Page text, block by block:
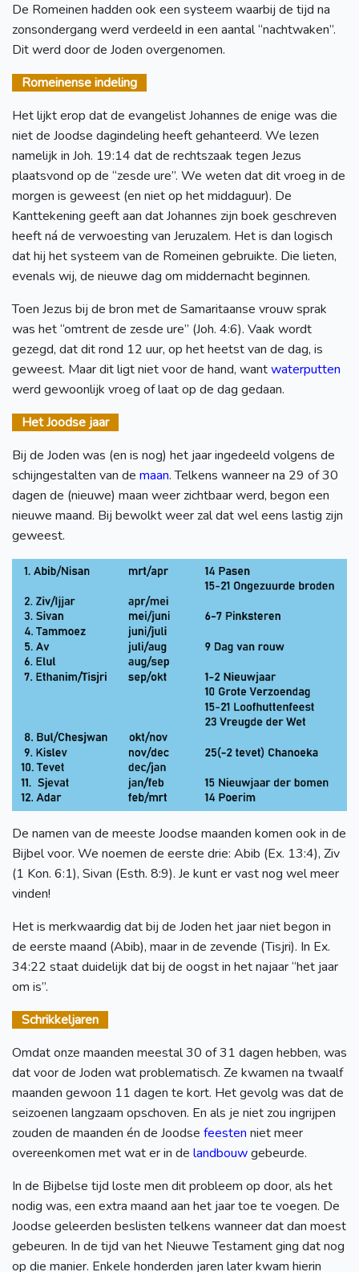
De Romeinen hadden ook een systeem waarbij de tijd na
zonsondergang werd verdeeld in een aantal “nachtwaken”.
Dit werd door de Joden overgenomen.
Romeinense indeling
Het lijkt erop dat de evangelist Johannes de enige was die
niet de Joodse dagindeling heeft gehanteerd. We lezen
namelijk in Joh. 19:14 dat de rechtszaak tegen Jezus
plaatsvond op de “zesde ure”. We weten dat dit vroeg in de
morgen is geweest (en niet op het middaguur). De
Kanttekening geeft aan dat Johannes zijn boek geschreven
heeft ná de verwoesting van Jeruzalem. Het is dan logisch
dat hij het systeem van de Romeinen gebruikte. Die lieten,
evenals wij, de nieuwe dag om middernacht beginnen.
Toen Jezus bij de bron met de Samaritaanse vrouw sprak
was het “omtrent de zesde ure” (Joh. 4:6). Vaak wordt
gezegd, dat dit rond 12 uur, op het heetst van de dag, is
geweest. Maar dit ligt niet voor de hand, wantwaterputten
werd gewoonlijk vroeg of laat op de dag gedaan.
Het Joodse jaar
Bij de Joden was (en is nog) het jaar ingedeeld volgens de
schijngestalten van de maan. Telkens wanneer na 29 of 30
dagen de (nieuwe) maan weer zichtbaar werd, begon een
nieuwe maand. Bij bewolkt weer zal dat wel eens lastig zijn
geweest.
De namen van de meeste Joodse maanden komen ook in de
Bijbel voor. We noemen de eerste drie: Abib (Ex. 13:4), Ziv
(1 Kon. 6:1), Sivan (Esth. 8:9). Je kunt er vast nog wel meer
vinden!
Het is merkwaardig dat bij de Joden het jaar niet begon in
de eerste maand (Abib), maar in de zevende (Tisjri). In Ex.
34:22 staat duidelijk dat bij de oogst in het najaar “het jaar
om is”.
Schrikkeljaren
Omdat onze maanden meestal 30 of 31 dagen hebben, was
dat voor de Joden wat problematisch. Ze kwamen na twaalf
maanden gewoon 11 dagen te kort. Het gevolg was dat de
seizoenen langzaam opschoven. En als je niet zou ingrijpen
zouden de maanden én de Joodse feesten niet meer
overeenkomen met wat er in de landbouwgebeurde.
In de Bijbelse tijd loste men dit probleem op door, als het
nodig was, een extra maand aan het jaar toe te voegen. De
Joodse geleerden beslisten telkens wanneer dat dan moest
gebeuren. In de tijd van het Nieuwe Testament ging dat nog
op die manier. Enkele honderden jaren later kwam hierin